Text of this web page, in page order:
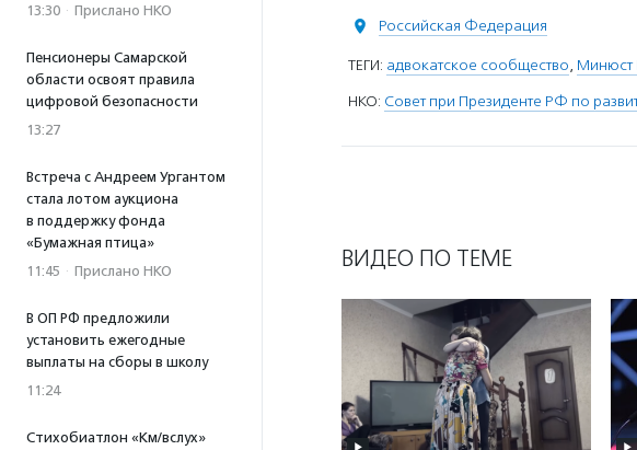
13:30 · Прислано НКО
Пенсионеры Самарской
области освоят правила
цифровой безопасности
13:27
Встреча с Андреем Ургантом
стала лотом аукциона
в поддержку фонда
«Бумажная птица»
11:45 · Прислано НКО
В ОП РФ предложили
установить ежегодные
выплаты на сборы в школу
11:24
Стихобиатлон «Км/вслух»
Российская Федерация
ТЕГИ: адвокатское сообщество,
НКО: Совет при Президенте РФ по
ВИДЕО ПО ТЕМЕ